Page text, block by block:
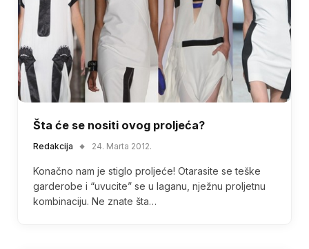
Šta će se nositi ovog proljeća?
Redakcija 24. Marta 2012.
Konačno nam je stiglo proljeće! Otarasite se teške
garderobe i “uvucite” se u laganu, nježnu proljetnu
kombinaciju. Ne znate šta…